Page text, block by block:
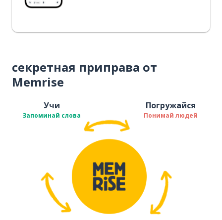
секретная приправа от
Memrise
Учи
Запоминай слова
Погружайся
Понимай людей